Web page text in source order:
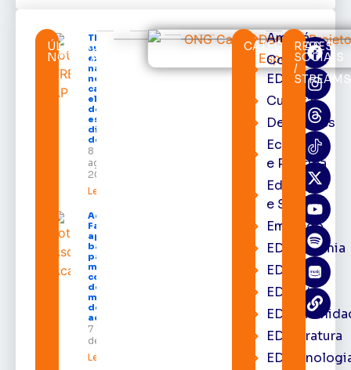
ÚLTIMAS
NOTÍCIAS
TRE-AP
suspende
expediente
na sede e
nos
cartórios
eleitorais
de todo o
estado nos
dias 10 e 11
de agosto
8 de
agosto de
2026
Leia mais »
Acácio
Favacho
apresenta
balanço
parcial do
mandato
com mais
de R$ 668
milhões
destinados
ao Amapá
7 de agosto
de 2026
Leia mais »
CATEGORIAS
Amapá
Cortes
EDcast
Cultura
Destaques
Economia
e Política
Educação
e Saúde
Emprego
EDacademia
EDbrasília
EDcast
EDliteratura
REDES
SOCIAIS
/
STREAMS